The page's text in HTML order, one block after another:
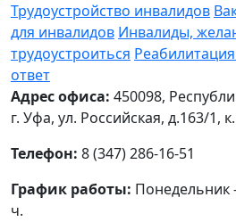
Трудоустройство инвалидов
для инвалидов Инвалиды,
трудоустроиться
ответ
Адрес офиса: 450098,
г. Уфа, ул. Российская, д.163/1,
Телефон: 8 (347) 286-16-51
График работы: Понедельник
ч.